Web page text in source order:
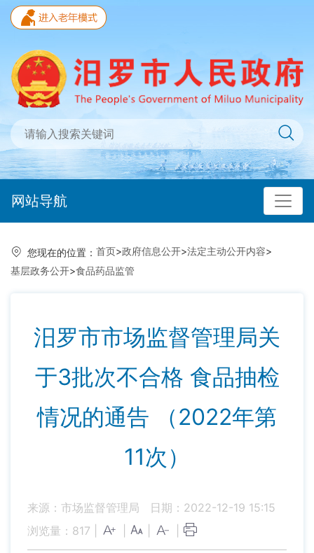
网站导航
您现在的位置： 首页>政府信息公开>法定主动公开内容>
基层政务公开>食品药品监管
汨罗市市场监督管理局关
于3批次不合格 食品抽检
情况的通告 （2022年第
11次）
来源：市场监督管理局
日期：2022-12-19 15:15
浏览量： 817